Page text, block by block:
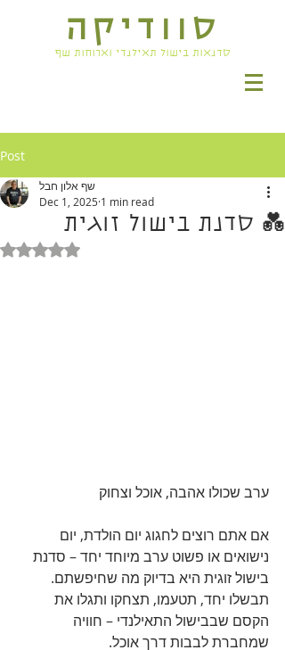
סוודיקה
סדנאות בישול תאילנדי וארוחות שף
Post
💑 סדנת בישול זוגית
שף אלון חבל
Dec 1, 2025 1 min read
Rated NaN out of 5 stars.
ערב שכולו אהבה, אוכל וצחוק
אם אתם רוצים לחגוג יום הולדת, יום
נישואים או פשוט ערב מיוחד יחד – סדנת
בישול זוגית היא בדיוק מה שחיפשתם.
תבשלו יחד, תטעמו, תצחקו ותגלו את
הקסם שבבישול התאילנדי – חוויה
שמחברת לבבות דרך אוכל.